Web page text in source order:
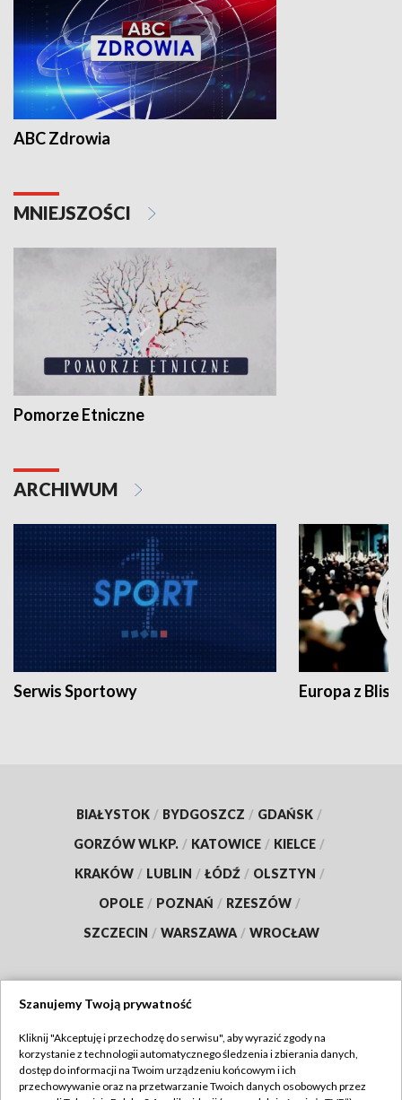
ABC Zdrowia
MNIEJSZOŚCI
Pomorze Etniczne
ARCHIWUM
Serwis Sportowy Europa z
BIAŁYSTOK / BYDGOSZCZ / GDAŃSK /
GORZÓW WLKP. / KATOWICE / KIELCE /
KRAKÓW / LUBLIN / ŁÓDŹ / OLSZTYN /
OPOLE / POZNAŃ / RZESZÓW /
SZCZECIN / WARSZAWA / WROCŁAW
TVP
Abonament TVP
Regulamin TVP
Szanujemy Twoją prywatność
Kliknij "Akceptuję i przechodzę do serwisu", aby wyrazić zgody na
korzystanie z technologii automatycznego śledzenia i zbierania danych,
dostęp do informacji na Twoim urządzeniu końcowym i ich
przechowywanie oraz na przetwarzanie Twoich danych osobowych przez